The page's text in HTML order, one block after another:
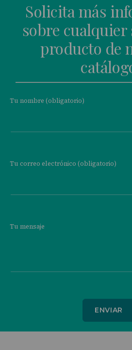
Solicita más
sobre cualquier
producto de
Tu nombre (obligatorio)
Tu correo electrónico (obligatorio)
Tu mensaje